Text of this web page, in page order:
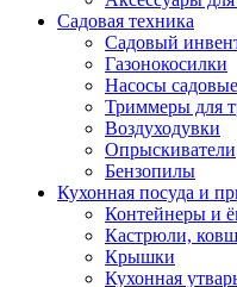
Садовая техника
Садовый
Газонокосилки
Насосы садовые
Триммеры для
Воздуходувки
Опрыскиватели
Бензопилы
Кухонная посуда и
Контейнеры и
Кастрюли,
Крышки
Кухонная